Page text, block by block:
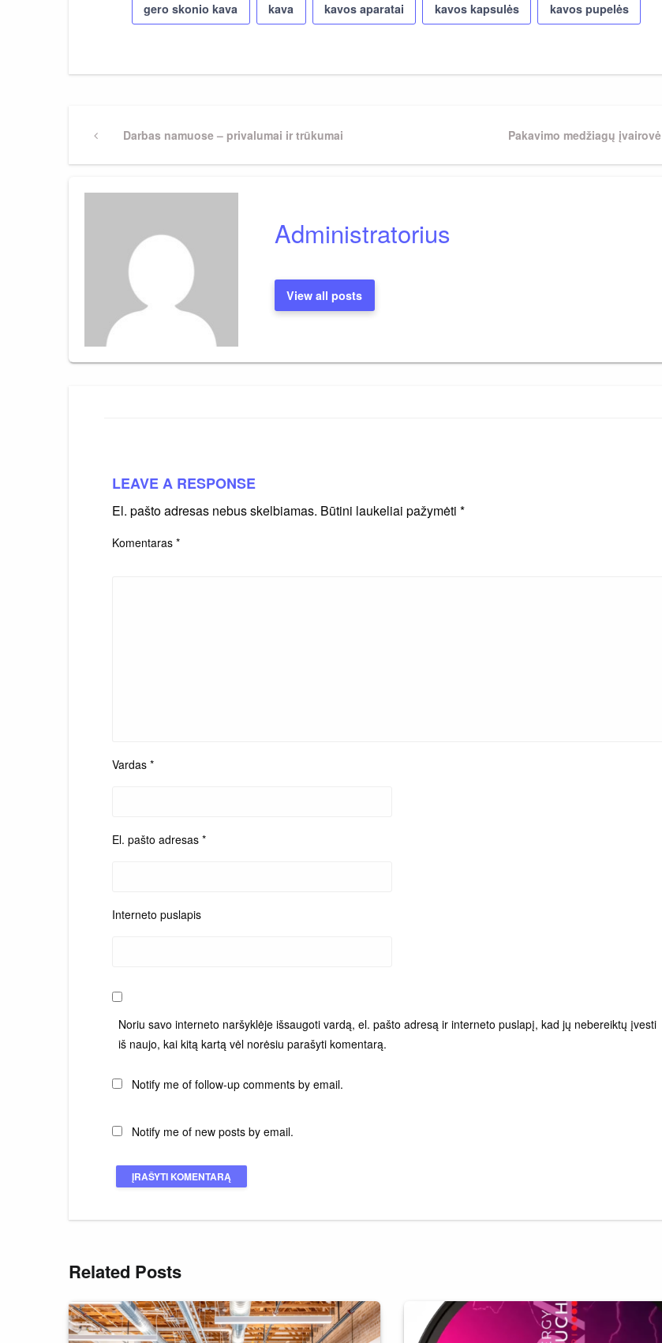
gero skonio kava kava kavos aparatai kavos kapsulės kavos pupelės
Navigacija
tarp
PreviousDarbas namuose – privalumai ir trūkumai
Next
Pakavimo medžiagų įvairovė
Administratorius
View all posts
LEAVE A RESPONSE
El. pašto adresas nebus skelbiamas. Būtini laukeliai pažymėti *
Komentaras *
Vardas *
El. pašto adresas *
Interneto puslapis
Noriu savo interneto naršyklėje išsaugoti vardą, el. pašto adresą ir interneto puslapį, kad jų nebereiktų įvesti
iš naujo, kai kitą kartą vėl norėsiu parašyti komentarą.
Notify me of follow-up comments by email.
Notify me of new posts by email.
Related Posts